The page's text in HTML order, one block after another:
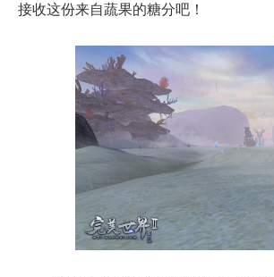
接收这份来自蔬果的糖分吧！